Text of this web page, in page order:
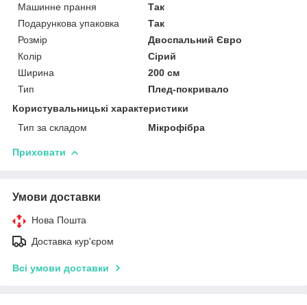
Машинне прання
Так
Подарункова упаковка
Так
Розмір
Двоспальний Євро
Колір
Сірий
Ширина
200 см
Тип
Плед-покривало
Користувальницькі характеристики
Тип за складом
Мікрофібра
Приховати
Умови доставки
Нова Пошта
Доставка кур'єром
Всі умови доставки